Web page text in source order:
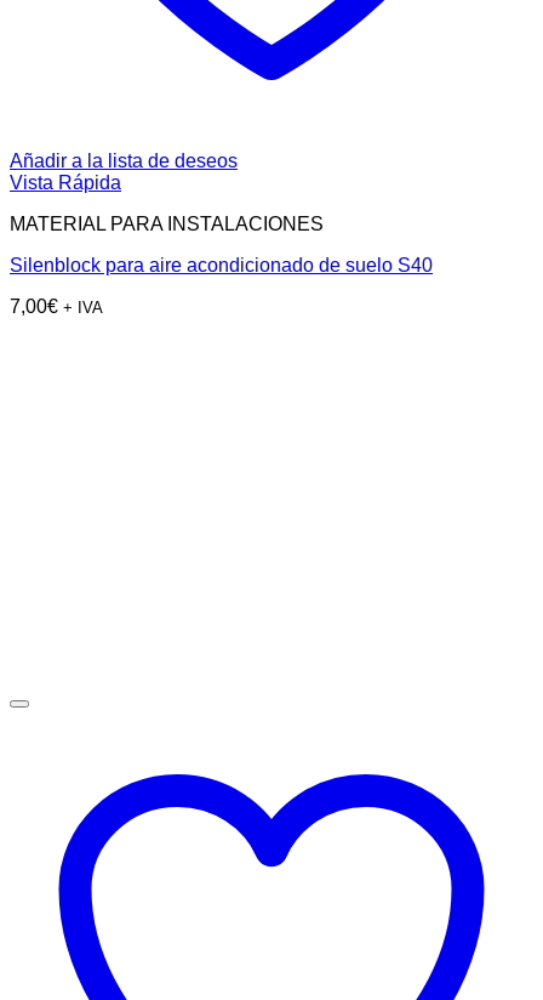
Añadir a la lista de deseos
Vista Rápida
MATERIAL PARA INSTALACIONES
Silenblock para aire acondicionado de suelo S40
7,00€ + IVA